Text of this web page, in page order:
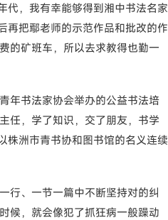
代，我有幸能够得到湘中书法名家
再把鄢老师的示范作品和批改的作
的矿班车，所以去求教得也勤一
年书法家协会举办的公益书法培
任，学了知识，交了朋友，书学
株洲市青书协和图书馆的名义连续
行、一节一篇中不断坚持对的纠
候，就会像犯了抓狂病一般躁动